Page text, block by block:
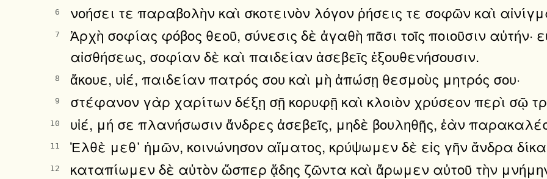
6 νοήσει τε παραβολὴν καὶ σκοτεινὸν λόγον ῥήσεις τε σοφῶν καὶ
7
Ἀρχὴ σοφίας φόβος θεοῦ, σύνεσις δὲ ἀγαθὴ πᾶσι τοῖς ποιοῦσιν αὐτήν·
αἰσθήσεως, σοφίαν δὲ καὶ παιδείαν ἀσεβεῖς ἐξουθενήσουσιν.
8 ἄκουε, υἱέ, παιδείαν πατρός σου καὶ μὴ ἀπώσῃ θεσμοὺς μητρός σου·
9 στέφανον γὰρ χαρίτων δέξῃ σῇ κορυφῇ καὶ κλοιὸν χρύσεον περὶ σῷ
10 υἱέ, μή σε πλανήσωσιν ἄνδρες ἀσεβεῖς, μηδὲ βουληθῇς, ἐὰν
11 Ἐλθὲ μεθ᾿ ἡμῶν, κοινώνησον αἵματος, κρύψωμεν δὲ εἰς γῆν ἄνδρα
12 καταπίωμεν δὲ αὐτὸν ὥσπερ ᾅδης ζῶντα καὶ ἄρωμεν αὐτοῦ τὴν μνήμην